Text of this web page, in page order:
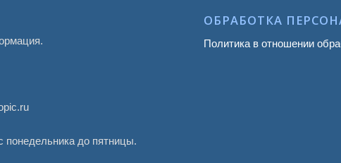
до пятницы.
ОБРАБОТКА
Политика в отношении